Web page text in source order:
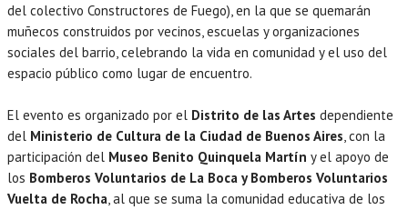
del colectivo Constructores de Fuego), en la que se quemarán
muñecos construidos por vecinos, escuelas y organizaciones
sociales del barrio, celebrando la vida en comunidad y el uso del
espacio público como lugar de encuentro.
El evento es organizado por el Distrito de las Artes dependiente
del Ministerio de Cultura de la Ciudad de Buenos Aires, con la
participación del Museo Benito Quinquela Martín y el apoyo de
los Bomberos Voluntarios de La Boca y Bomberos Voluntarios
Vuelta de Rocha, al que se suma la comunidad educativa de los